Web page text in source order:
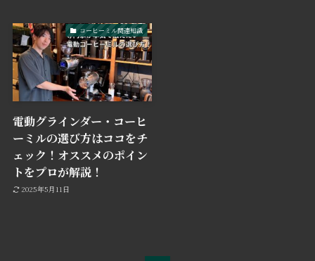
コーヒーミル関連知識
電動グラインダー・コーヒ
ーミルの選び方はココをチ
ェック！オススメのポイン
トをプロが解説！
2025年5月11日